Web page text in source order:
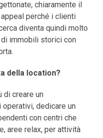
chiaramente il
perché i clienti
diventa quindi molto
immobili storici con
della location?
di creare un
dedicare un
con centri che
aree relax, per attività